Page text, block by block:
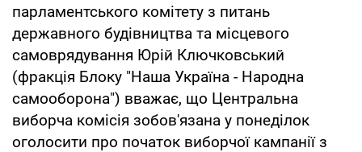
парламентського комітету з питань
державного будівництва та місцевого
самоврядування Юрій Ключковський
(фракція Блоку "Наша Україна - Народна
самооборона") вважає, що Центральна
виборча комісія зобов'язана у понеділок
оголосити про початок виборчої кампанії з